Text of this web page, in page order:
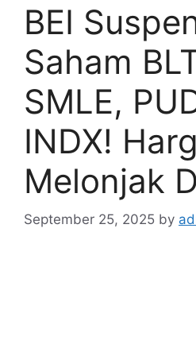
BEI
Saham
SMLE,
INDX!
Melonjak
September 25, 2025 by